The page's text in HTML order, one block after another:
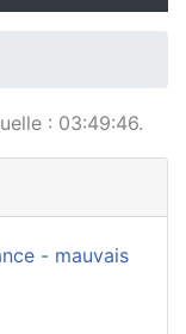
: 03:49:46.
- mauvais